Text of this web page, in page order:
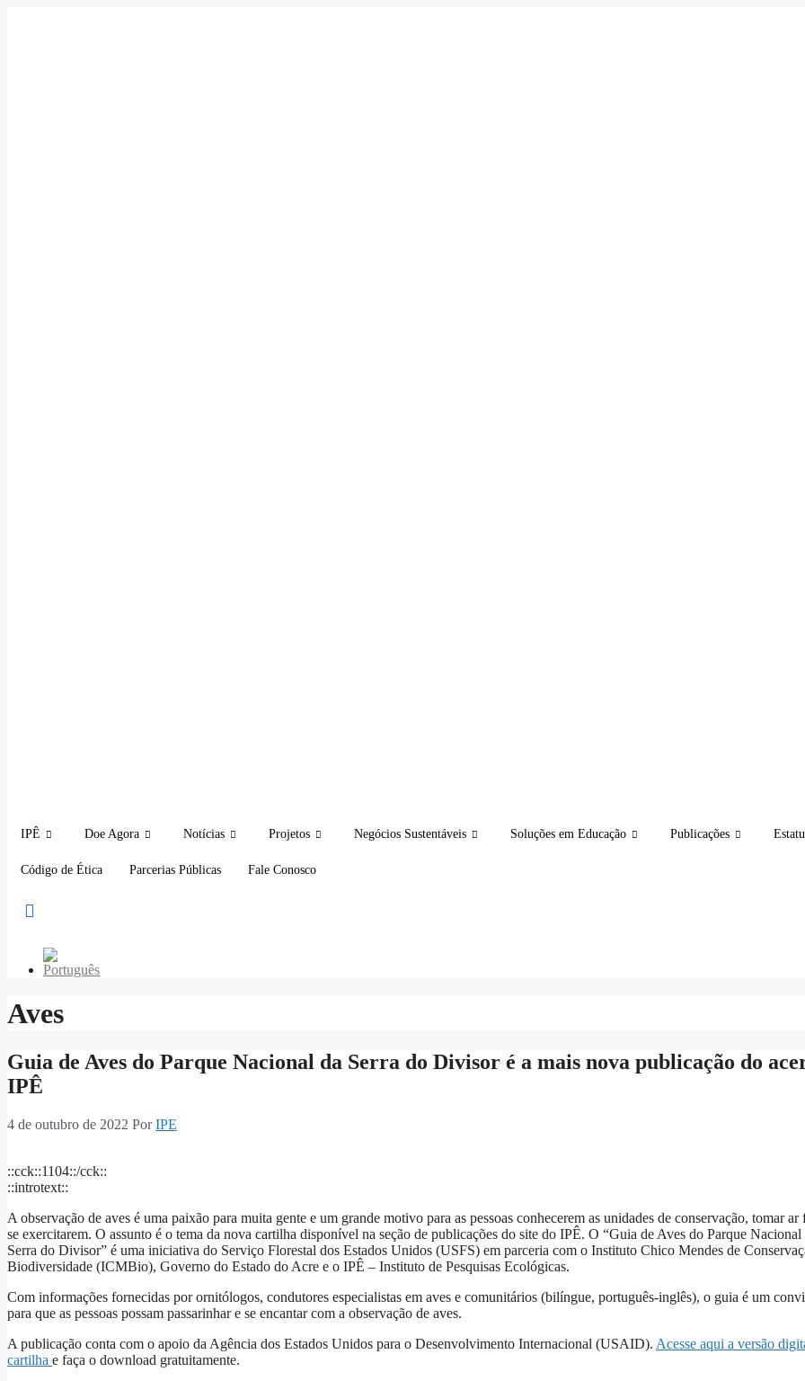
IPÊ Doe Agora Notícias Projetos Negócios Sustentáveis Soluções em Educação Publicações
Código de Ética Parcerias Públicas Fale Conosco
Aves
Guia de Aves do Parque Nacional da Serra do Divisor é a mais nova publicação do
IPÊ
4 de outubro de 2022 PorIPE
::cck::1104::/cck::
::introtext::
A observação de aves é uma paixão para muita gente e um grande motivo para as pessoas conhecerem as unidades de conservação, tomar ar
se exercitarem. O assunto é o tema da nova cartilha disponível na seção de publicações do site do IPÊ. O “Guia de Aves do Parque Nacional
Serra do Divisor” é uma iniciativa do Serviço Florestal dos Estados Unidos (USFS) em parceria com o Instituto Chico Mendes de
Biodiversidade (ICMBio), Governo do Estado do Acre e o IPÊ – Instituto de Pesquisas Ecológicas.
Com informações fornecidas por ornitólogos, condutores especialistas em aves e comunitários (bilíngue, português-inglês), o guia é um
para que as pessoas possam passarinhar e se encantar com a observação de aves.
A publicação conta com o apoio da Agência dos Estados Unidos para o Desenvolvimento Internacional (USAID). Acesse aqui a versão
cartilha e faça o download gratuitamente.